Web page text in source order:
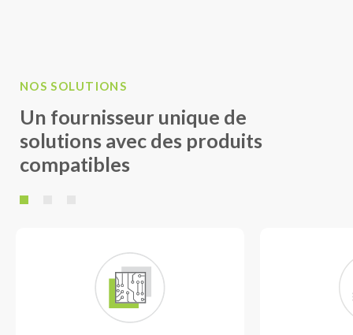
NOS SOLUTIONS
Un fournisseur unique de
solutions avec des produits
compatibles